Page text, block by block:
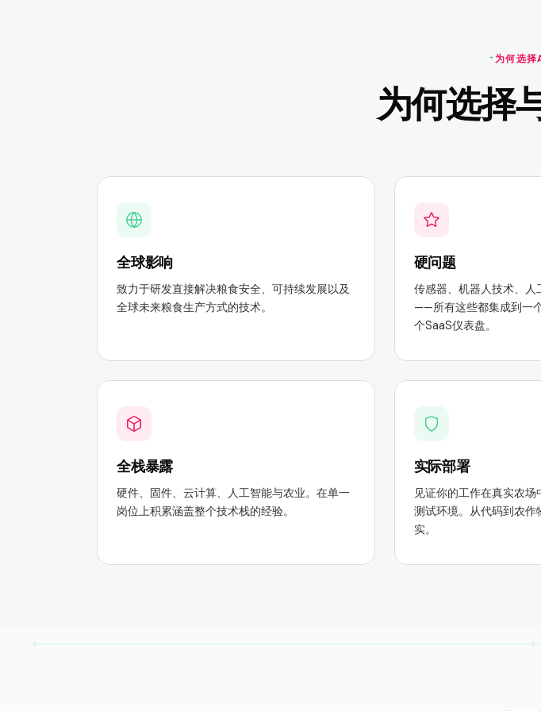
为何选择
为何选择
全球影响
致力于研发直接解决粮食安全、可持续发展以及
全球未来粮食生产方式的技术。
硬问题
传感器、机器人技术、人
——所有这些都集成到一
个SaaS仪表盘。
全栈暴露
硬件、固件、云计算、人工智能与农业。在单一
岗位上积累涵盖整个技术栈的经验。
实际部署
见证你的工作在真实农
测试环境。从代码到农作
实。